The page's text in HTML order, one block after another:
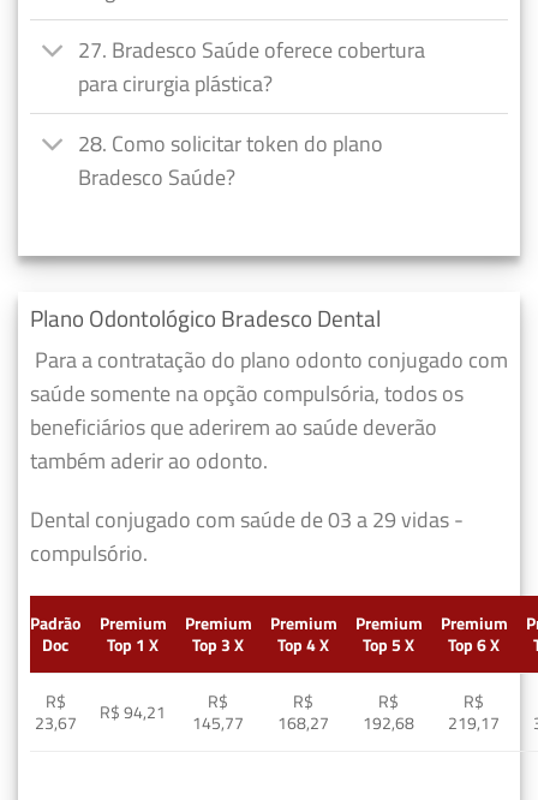
27. Bradesco Saúde oferece cobertura
para cirurgia plástica?
28. Como solicitar token do plano
Bradesco Saúde?
Plano Odontológico Bradesco Dental
Para a contratação do plano odonto conjugado com
saúde somente na opção compulsória, todos os
beneficiários que aderirem ao saúde deverão
também aderir ao odonto.
Dental conjugado com saúde de 03 a 29 vidas -
compulsório.
Padrão
Doc
Premium
Top 1 X
Premium
Top 3 X
Premium
Top 4 X
Premium
Top 5 X
Premium
Top 6 X
R$
23,67
R$ 94,21
R$
145,77
R$
168,27
R$
192,68
R$
219,17